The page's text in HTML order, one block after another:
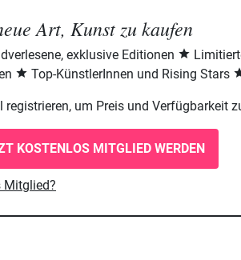
Art, Kunst zu kaufen
exklusive Editionen
Top-KünstlerInnen und Rising Stars
registrieren, um Preis und Verfügbarkeit
KOSTENLOS MITGLIED WERDEN
Mitglied?